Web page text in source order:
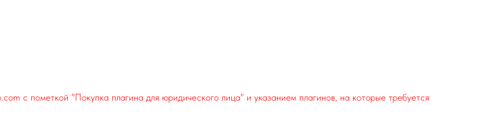
с пометкой "Покупка плагина для юридического лица" и указанием плагинов, на которые требуется